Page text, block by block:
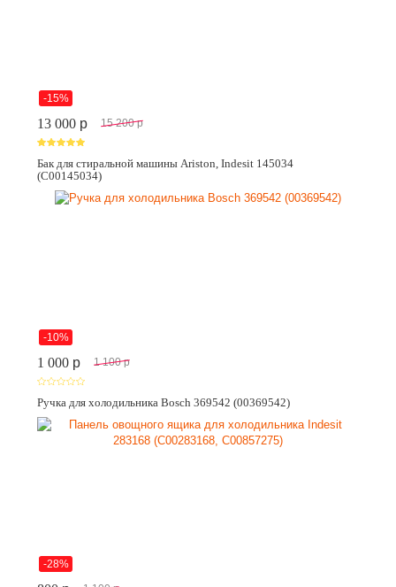
-15%
13 000 p 15 200 p
Бак для стиральной машины Ariston, Indesit 145034
(C00145034)
-10%
1 000 p 1 100 p
Ручка для холодильника Bosch 369542 (00369542)
-28%